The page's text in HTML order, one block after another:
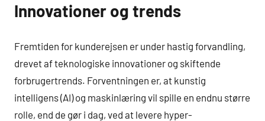
Innovationer og trends
Fremtiden for kunderejsen er under hastig forvandling,
drevet af teknologiske innovationer og skiftende
forbrugertrends. Forventningen er, at kunstig
intelligens (AI) og maskinlæring vil spille en endnu større
rolle, end de gør i dag, ved at levere hyper-